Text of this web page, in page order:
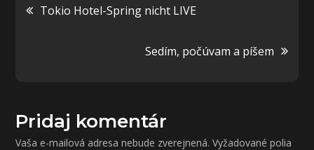
Navigácia
Tokio Hotel-Spring nicht LIVE
Sedím, počúvam a píšem
Pridaj komentár
Vaša e-mailová adresa nebude zverejnená. Vyžadované polia